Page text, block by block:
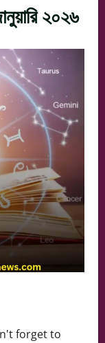
২০২৬
forget to